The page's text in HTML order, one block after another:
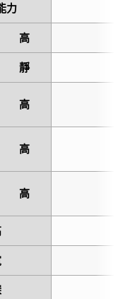
力
高
靜
高
高
高